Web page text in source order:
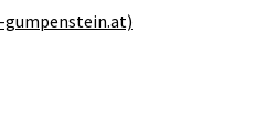
gumpenstein.at)